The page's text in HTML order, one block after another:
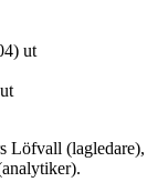
ut
Löfvall (lagledare),